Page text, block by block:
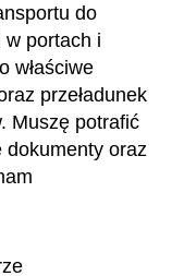
do
w portach i
właściwe
przeładunek
Muszę potrafić
dokumenty oraz